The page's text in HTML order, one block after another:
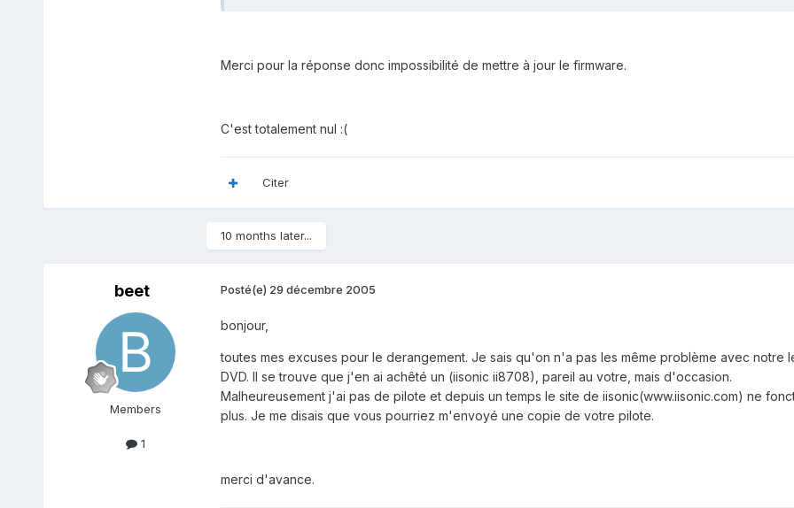
Merci pour la réponse donc impossibilité de mettre à jour le firmware.
C'est totalement nul :(
Citer
10 months later...
beet
Members
1
Posté(e) 29 décembre 2005
bonjour,
toutes mes excuses pour le derangement. Je sais qu'on n'a pas les même problème avec notre
DVD. Il se trouve que j'en ai achêté un (iisonic ii8708), pareil au votre, mais d'occasion.
Malheureusement j'ai pas de pilote et depuis un temps le site de iisonic(www.iisonic.com) ne
plus. Je me disais que vous pourriez m'envoyé une copie de votre pilote.
merci d'avance.